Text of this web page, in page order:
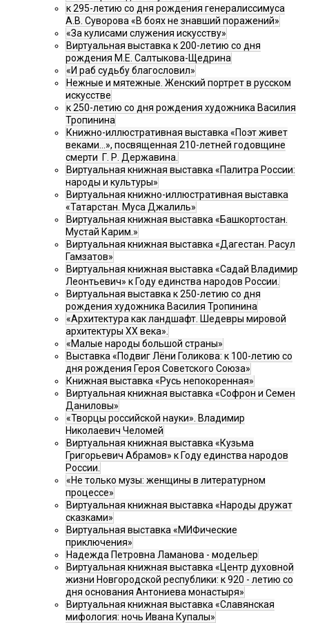
к 295-летию со дня рождения генералиссимуса
А.В. Суворова «В боях не знавший поражений»
«За кулисами служения искусству»
Виртуальная выставка к 200-летию со дня
рождения М.Е. Салтыкова-Щедрина
«И раб судьбу благословил»
Нежные и мятежные. Женский портрет в русском
искусстве
к 250-летию со дня рождения художника Василия
Тропинина
Книжно-иллюстративная выставка «Поэт живет
веками…», посвященная 210-летней годовщине
смерти Г. Р. Державина.
Виртуальная книжная выставка «Палитра России:
народы и культуры»
Виртуальная книжно-иллюстративная выставка
«Татарстан. Муса Джалиль»
Виртуальная книжная выставка «Башкортостан.
Мустай Карим.»
Виртуальная книжная выставка «Дагестан. Расул
Гамзатов»
Виртуальная книжная выставка «Садай Владимир
Леонтьевич» к Году единства народов России.
Виртуальная выставка к 250-летию со дня
рождения художника Василия Тропинина
«Архитектура как ландшафт. Шедевры мировой
архитектуры XX века».
«Малые народы большой страны»
Выставка «Подвиг Лёни Голикова: к 100-летию со
дня рождения Героя Советского Союза»
Книжная выставка «Русь непокоренная»
Виртуальная книжная выставка «Софрон и Семен
Даниловы»
«Творцы российской науки». Владимир
Николаевич Челомей
Виртуальная книжная выставка «Кузьма
Григорьевич Абрамов» к Году единства народов
России.
«Не только музы: женщины в литературном
процессе»
Виртуальная книжная выставка «Народы дружат
сказками»
Виртуальная выставка «МИФические
приключения»
Надежда Петровна Ламанова - модельер
Виртуальная книжная выставка «Центр духовной
жизни Новгородской республики: к 920 - летию со
дня основания Антониева монастыря»
Виртуальная книжная выставка «Славянская
мифология: ночь Ивана Купалы»